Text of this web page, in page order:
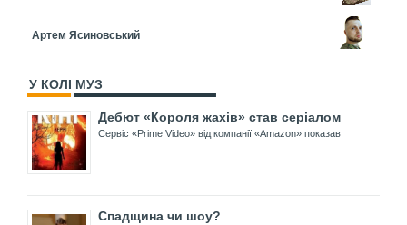
Артем Ясиновський
У КОЛІ МУЗ
Дебют «Короля жахів» став серіалом
Сервіс «Prime Video» від компанії «Amazon» показав
Спадщина чи шоу?